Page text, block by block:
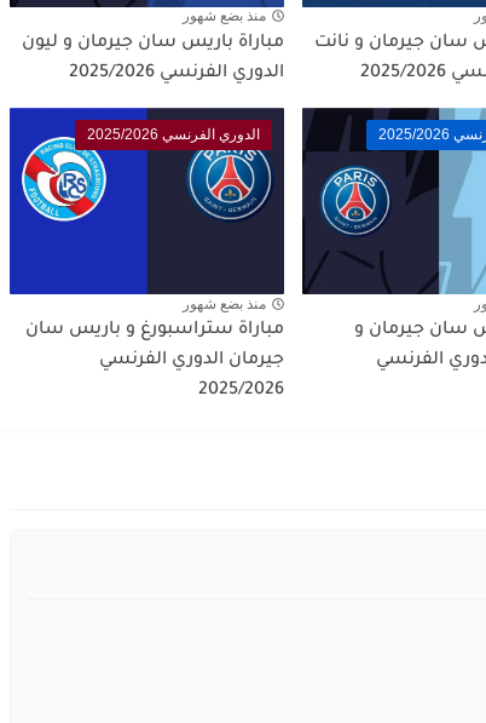
سان جيرمان و نانت
2026
منذ بضع شهور
مباراة باريس سان جيرمان و ليون
الدوري الفرنسي 2025/2026
2026
سان جيرمان و
الفرنسي
الدوري الفرنسي 2025/2026
منذ بضع شهور
مباراة ستراسبورغ و باريس سان
جيرمان الدوري الفرنسي
2025/2026